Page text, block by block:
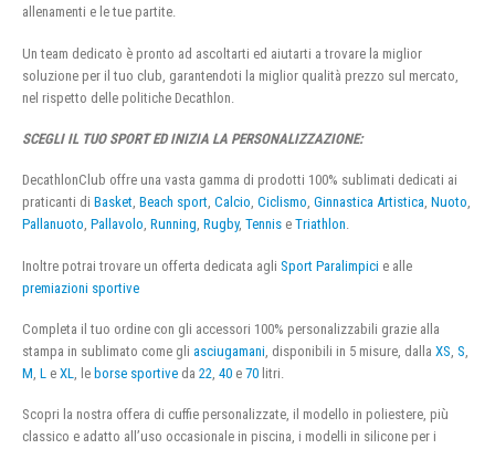
allenamenti e le tue partite.
Un team dedicato è pronto ad ascoltarti ed aiutarti a trovare la miglior
soluzione per il tuo club, garantendoti la miglior qualità prezzo sul mercato,
nel rispetto delle politiche Decathlon.
SCEGLI IL TUO SPORT ED INIZIA LA PERSONALIZZAZIONE:
DecathlonClub offre una vasta gamma di prodotti 100% sublimati dedicati ai
praticanti di Basket, Beach sport, Calcio, Ciclismo, Ginnastica Artistica, Nuoto,
Pallanuoto, Pallavolo, Running, Rugby, Tennis e Triathlon.
Inoltre potrai trovare un offerta dedicata agli Sport Paralimpici e alle
premiazioni sportive
Completa il tuo ordine con gli accessori 100% personalizzabili grazie alla
stampa in sublimato come gli asciugamani , disponibili in 5 misure, dalla XS S
M L e XL , le borse sportive da 22 40 e 70 litri.
Scopri la nostra offera di cuffie personalizzate, il modello in poliestere, più
classico e adatto all’uso occasionale in piscina, i modelli in silicone per i